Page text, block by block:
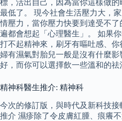
標，活出自己，因為當你這樣做
最低了。 現今社會生活壓力大，
情壓力，當你壓力快要到達受不
遍都會想起「心理醫生」。 如果
打不起精神來，刷牙有嘔吐感、
婦有濕氣對胎兒一般是沒有什麼
好，而你可以選擇飲一些溫和的祛
精神科醫生推介: 精神科
今次的修訂版，與時代及新科技
推介 濕疹除了令皮膚紅腫、痕癢